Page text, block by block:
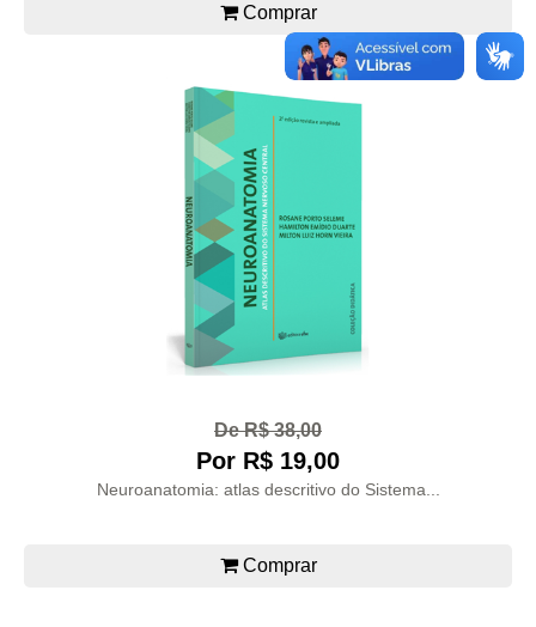
Comprar
De R$ 38,00
Por R$ 19,00
Neuroanatomia: atlas descritivo do Sistema...
Comprar